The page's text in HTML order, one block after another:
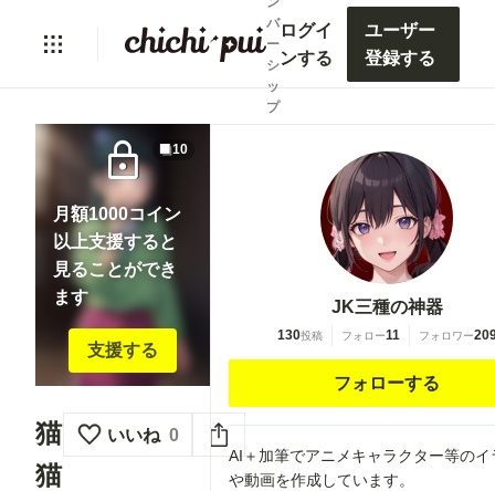
バ
ー
シ
ッ
プ
ログイ
ンする
ユーザー
登録する
lock
月額1000コイン
以上支援すると
見ることができ
ます
支援する
10
猫
猫
いいね 0
JK三種の神器
130投稿 フォロー11 フォロワー
フォローする
AI＋加筆でアニメキャラクター等のイ
や動画を作成しています。